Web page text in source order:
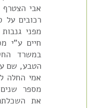
אבי הצטרף
רכובים על
מפני
חיים ע"י
במשרד
הטבע, שם
אמי החלה
מספר
את